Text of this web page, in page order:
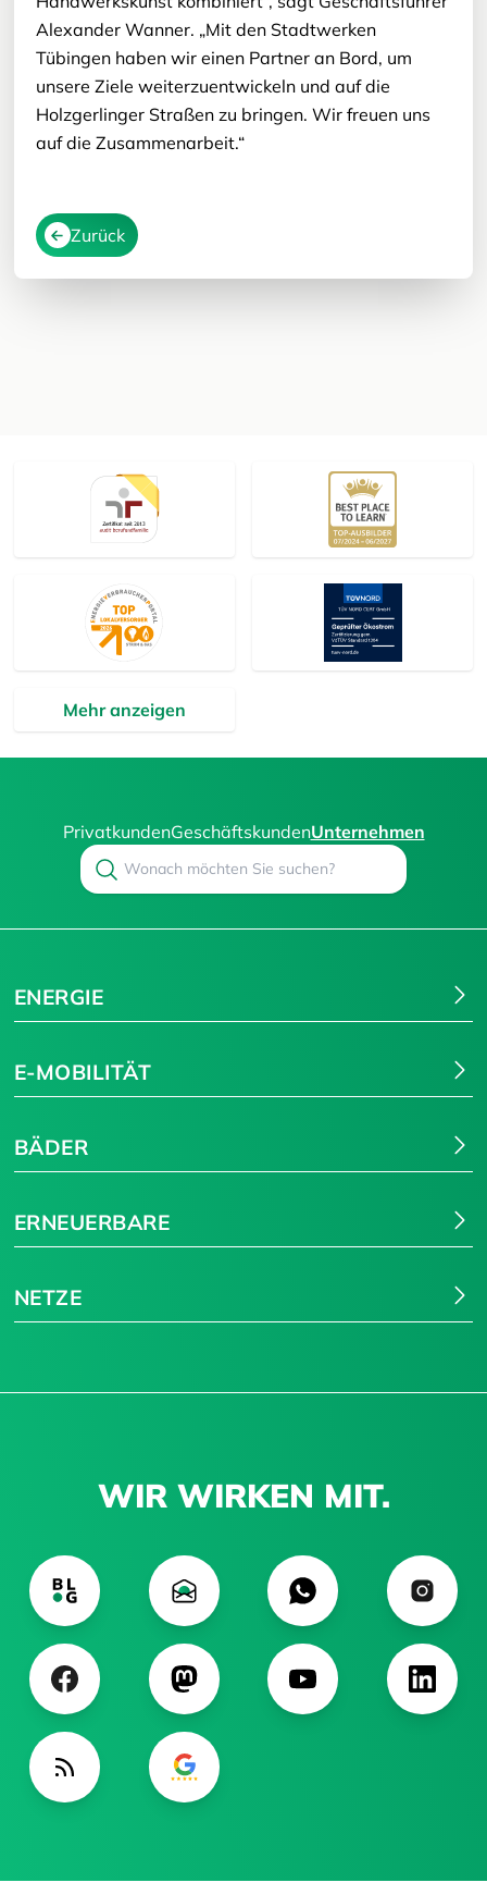
Alexander Wanner. „Mit den Stadtwerken
Tübingen haben wir einen Partner an Bord, um
unsere Ziele weiterzuentwickeln und auf die
Holzgerlinger Straßen zu bringen. Wir freuen uns
auf die Zusammenarbeit.“
Zurück
Mehr anzeigen
PrivatkundenGeschäftskundenUnternehmen
Search
ENERGIE
E-MOBILITÄT
BÄDER
ERNEUERBARE
NETZE
WIR WIRKEN MIT.